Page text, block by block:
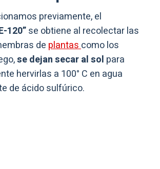
previamente, el
120”se obtiene al recolectar las
de plantascomo los
se dejan secar al sol para
hervirlas a 100° C en agua
de ácido sulfúrico.